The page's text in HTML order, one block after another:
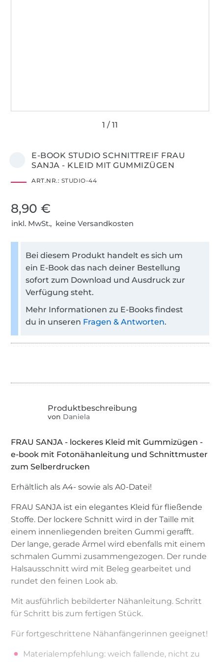
E-BOOK STUDIO SCHNITTREIF FRAU
SANJA - KLEID MIT GUMMIZÜGEN
ART.NR.: STUDIO-44
8,90 €
inkl. MwSt., keine Versandkosten
Bei diesem Produkt handelt es sich um
ein E-Book das nach deiner Bestellung
sofort zum Download und Ausdruck zur
Verfügung steht.
Mehr Informationen zu E-Books findest
du in unseren Fragen & Antworten.
von Daniela
FRAU SANJA - lockeres Kleid mit Gummizügen -
e-book mit Fotonähanleitung und Schnittmuster
zum Selberdrucken
Erhältlich als A4- sowie als A0-Datei!
FRAU SANJA ist ein elegantes Kleid für fließende
Stoffe. Der lockere Schnitt wird in der Taille mit
einem innenliegenden breiten Gummi gerafft.
Der lange, gerade Ärmel wird ebenfalls mit einem
schmalen Gummi zusammengezogen. Der runde
Halsausschnitt wird mit Beleg gearbeitet und
rundet den feinen Look ab.
Mit ausführlich bebilderter Nähanleitung. Schritt
für Schritt bis zum fertigen Stück.
Für fortgeschrittene Nähanfängerinnen geeignet!
Materialempfehlung: weich fallende, nicht zu